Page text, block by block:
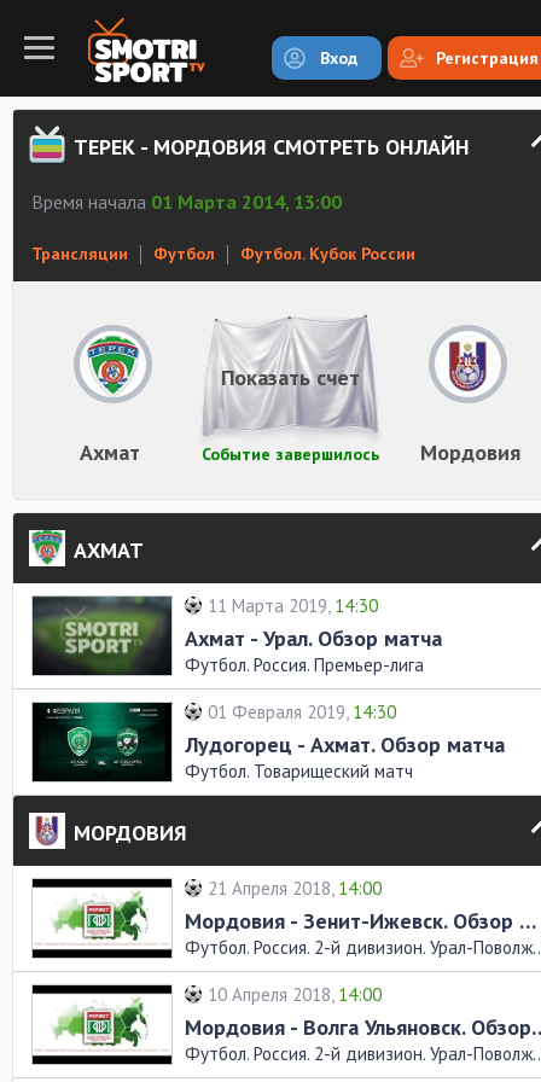
Вход Регистрация
ТЕРЕК - МОРДОВИЯ СМОТРЕТЬ ОНЛАЙН
Время начала 01 Марта 2014, 13:00
Трансляции Футбол Футбол. Кубок России
Ахмат Мордовия
Событие завершилось
Показать счет
АХМАТ
11 Марта 2019, 14:30
Ахмат - Урал. Обзор матча
Футбол. Россия. Премьер-лига
01 Февраля 2019, 14:30
Лудогорец - Ахмат. Обзор матча
Футбол. Товарищеский матч
МОРДОВИЯ
21 Апреля 2018, 14:00
Мордовия - Зенит-Ижевск. Обзор матча
Футбол. Россия.
10 Апреля 2018, 14:00
Мордовия -
Футбол. Россия.